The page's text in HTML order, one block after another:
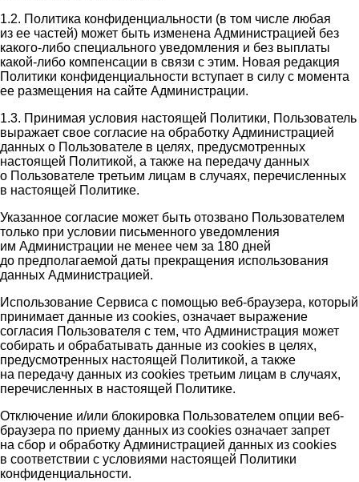
1.2. Политика конфиденциальности (в том числе любая
из ее частей) может быть изменена Администрацией без
какого-либо специального уведомления и без выплаты
какой-либо компенсации в связи с этим. Новая редакция
Политики конфиденциальности вступает в силу с момента
ее размещения на сайте Администрации.
1.3. Принимая условия настоящей Политики, Пользователь
выражает свое согласие на обработку Администрацией
данных о Пользователе в целях, предусмотренных
настоящей Политикой, а также на передачу данных
о Пользователе третьим лицам в случаях, перечисленных
в настоящей Политике.
Указанное согласие может быть отозвано Пользователем
только при условии письменного уведомления
им Администрации не менее чем за 180 дней
до предполагаемой даты прекращения использования
данных Администрацией.
Использование Сервиса с помощью веб-браузера, который
принимает данные из cookies, означает выражение
согласия Пользователя с тем, что Администрация может
собирать и обрабатывать данные из cookies в целях,
предусмотренных настоящей Политикой, а также
на передачу данных из cookies третьим лицам в случаях,
перечисленных в настоящей Политике.
Отключение и/или блокировка Пользователем опции веб-
браузера по приему данных из cookies означает запрет
на сбор и обработку Администрацией данных из cookies
в соответствии с условиями настоящей Политики
конфиденциальности.